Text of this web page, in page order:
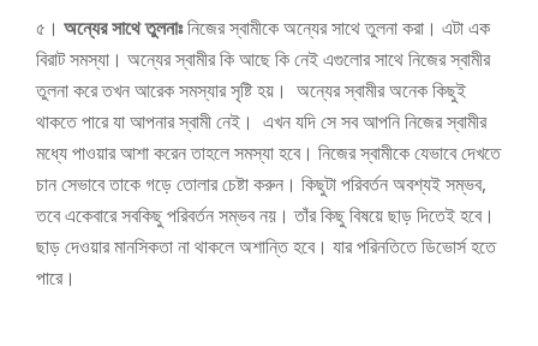
৫। অন্যের সাথে তুলনাঃনিজের স্বামীকে অন্যের সাথে তুলনা করা। এটা এক
বিরাট সমস্যা। অন্যের স্বামীর কি আছে কি নেই এগুলোর সাথে নিজের স্বামীর
তুলনা করে তখন আরেক সমস্যার সৃষ্টি হয়। অন্যের স্বামীর অনেক কিছুই
থাকতে পারে যা আপনার স্বামী নেই। এখন যদি সে সব আপনি নিজের স্বামীর
মধ্যে পাওয়ার আশা করেন তাহলে সমস্যা হবে। নিজের স্বামীকে যেভাবে দেখতে
চান সেভাবে তাকে গড়ে তোলার চেষ্টা করুন। কিছুটা পরিবর্তন অবশ্যই সম্ভব,
তবে একেবারে সবকিছু পরিবর্তন সম্ভব নয়। তাঁর কিছু বিষয়ে ছাড় দিতেই হবে।
ছাড় দেওয়ার মানসিকতা না থাকলে অশান্তি হবে। যার পরিনতিতে ডিভোর্স হতে
পারে।